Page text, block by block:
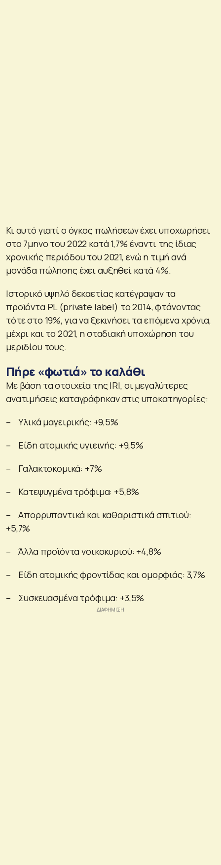
Κι αυτό γιατί ο όγκος πωλήσεων έχει υποχωρήσει
στο 7μηνο του 2022 κατά 1,7% έναντι της ίδιας
χρονικής περιόδου του 2021, ενώ η τιμή ανά
μονάδα πώλησης έχει αυξηθεί κατά 4%.
Ιστορικό υψηλό δεκαετίας κατέγραψαν τα
προϊόντα PL (private label) το 2014, φτάνοντας
τότε στο 19%, για να ξεκινήσει τα επόμενα χρόνια,
μέχρι και το 2021, η σταδιακή υποχώρηση του
μεριδίου τους.
Πήρε «φωτιά» το καλάθι
Με βάση τα στοιχεία της IRI, οι μεγαλύτερες
ανατιμήσεις καταγράφηκαν στις υποκατηγορίες:
– Υλικά μαγειρικής: +9,5%
– Είδη ατομικής υγιεινής: +9,5%
– Γαλακτοκομικά: +7%
– Κατεψυγμένα τρόφιμα: +5,8%
– Απορρυπαντικά και καθαριστικά σπιτιού:
+5,7%
– Άλλα προϊόντα νοικοκυριού: +4,8%
– Είδη ατομικής φροντίδας και ομορφιάς: 3,7%
– Συσκευασμένα τρόφιμα: +3,5%